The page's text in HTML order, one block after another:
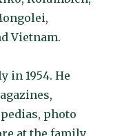
Vietnam.
in 1954. He
photo
at the family